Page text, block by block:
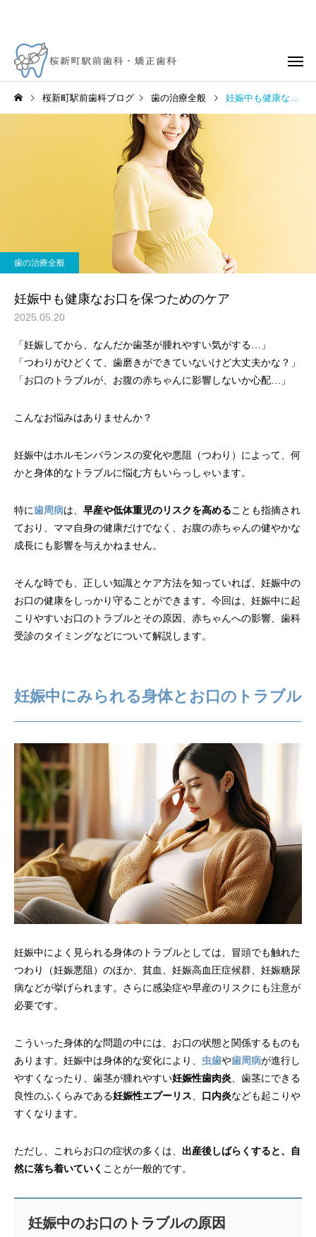
桜新町駅前歯科ブログ 歯の治療全般 妊娠中も健康なお口を保つためのケア
歯の治療全般
妊娠中も健康なお口を保つためのケア
2025.05.20
「妊娠してから、なんだか歯茎が腫れやすい気がする…」
「つわりがひどくて、歯磨きができていないけど大丈夫かな？」
「お口のトラブルが、お腹の赤ちゃんに影響しないか心配…」
こんなお悩みはありませんか？
妊娠中はホルモンバランスの変化や悪阻（つわり）によって、何
かと身体的なトラブルに悩む方もいらっしゃいます。
特に歯周病は、 早産や低体重児のリスクを高めることも指摘され
ており、ママ自身の健康だけでなく、お腹の赤ちゃんの健やかな
成長にも影響を与えかねません。
そんな時でも、正しい知識とケア方法を知っていれば、妊娠中の
お口の健康をしっかり守ることができます。今回は、妊娠中に起
こりやすいお口のトラブルとその原因、赤ちゃんへの影響、歯科
受診のタイミングなどについて解説します。
妊娠中にみられる身体とお口のトラブル
妊娠中によく見られる身体のトラブルとしては、冒頭でも触れた
つわり（妊娠悪阻）のほか、貧血、妊娠高血圧症候群、妊娠糖尿
病などが挙げられます。さらに感染症や早産のリスクにも注意が
必要です。
こういった身体的な問題の中には、お口の状態と関係するものも
あります。妊娠中は身体的な変化により、 虫歯や歯周病が進行し
やすくなったり、歯茎が腫れやすい妊娠性歯肉炎、歯茎にできる
良性のふくらみである妊娠性エプーリス、 口内炎なども起こりや
すくなります。
ただし、これらお口の症状の多くは、 出産後しばらくすると、自
然に落ち着いていく ことが一般的です。
妊娠中のお口のトラブルの原因